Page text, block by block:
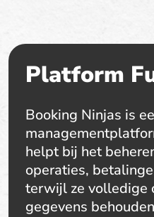
Platform
Booking Ninjas is
helpt bij het
operaties,
terwijl ze volledige
gegevens